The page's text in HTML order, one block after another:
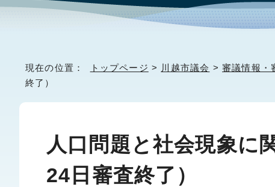
現在の位置： トップページ > 川越市議会 >審議情報・
終了）
人口問題と社会現象に
24日審査終了）